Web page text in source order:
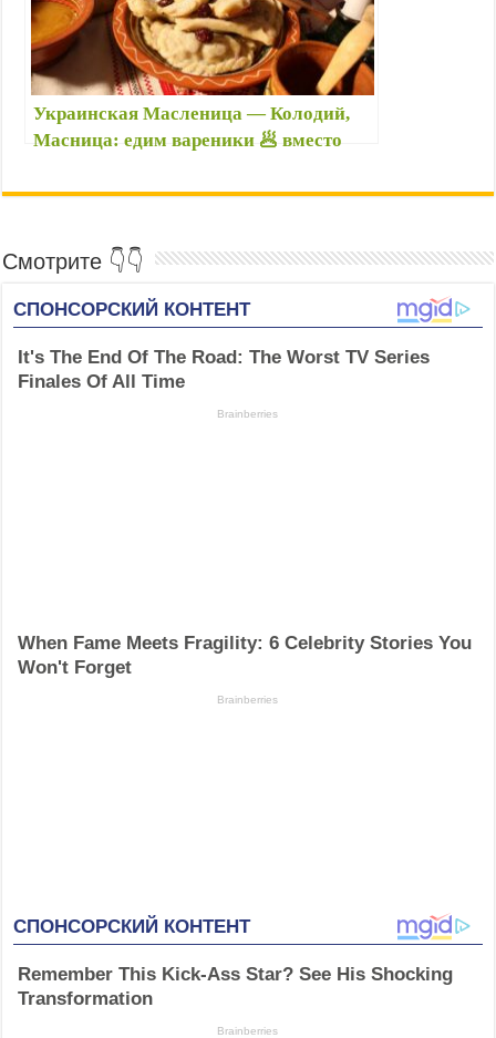
p
m
s
s
n
i
k
i
s
t
Украинская Масленица — Колодий,
Масница: едим вареники 🥟 вместо
российской Масленицы?
Смотрите 👇👇